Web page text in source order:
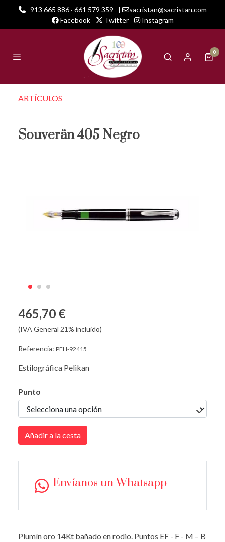
913 665 886 · 661 579 359 |
sacristan@sacristan.com
Facebook
Twitter Instagram
0
ARTÍCULOS
Souverän 405 Negro
465,70 €
(IVA General 21% incluido)
Referencia: PELI-92415
Estilográfica Pelikan
Punto
Añadir a la cesta
Envíanos un Whatsapp
Plumín oro 14Kt bañado en rodio. Puntos EF - F - M – B